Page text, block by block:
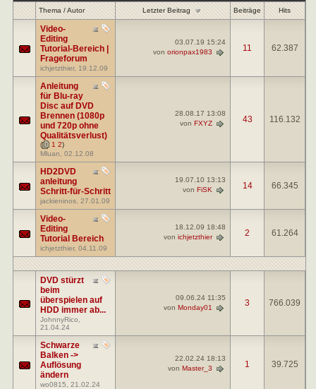
Thema/Autor Letzter Beitrag Beiträge Hits
Video-
Editing
Tutorial-Bereich |
Frageforum
ichjetzthier, 19.12.09
03.07.19 15:24
von orionpax1983 11 62.387
Anleitung
für Blu-ray
Disc auf DVD
Brennen (1080p
und 720p ohne
Qualitätsverlust)
( 1 2)
Mluan , 02.12.08
28.08.17 13:08
von FXYZ 43 116.132
HD2DVD
anleitung
Schritt-für-Schritt
jackieninos , 27.01.09
19.07.10 13:13
von FiSK 14 66.345
Video-
Editing
Tutorial Bereich
ichjetzthier, 04.11.09
18.12.09 18:48
von ichjetzthier 2 61.264
DVD stürzt
beim
überspielen auf
HDD immer ab...
JohnnyRico
21.04.24
09.06.24 11:35
von Monday01 3 766.039
Schwarze
Balken ->
Auflösung
ändern
wo0815 , 21.02.24
22.02.24 18:13
von Master_3 1 39.725